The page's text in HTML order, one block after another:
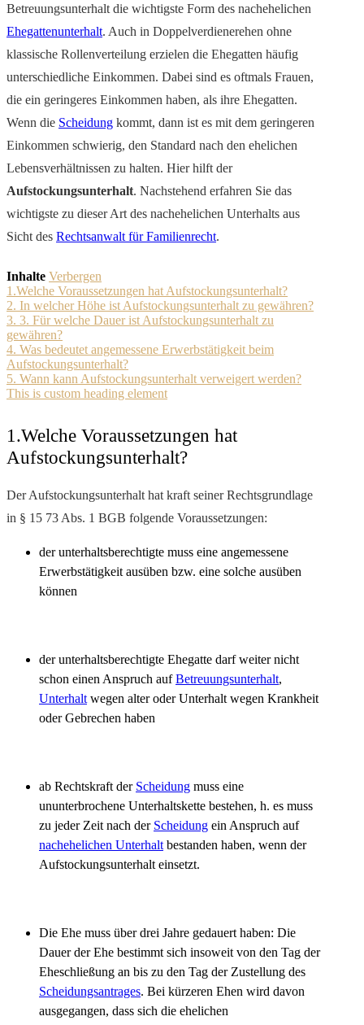
Betreuungsunterhalt die wichtigste Form des nachehelichen
Ehegattenunterhalt. Auch in Doppelverdienerehen ohne
klassische Rollenverteilung erzielen die Ehegatten häufig
unterschiedliche Einkommen. Dabei sind es oftmals Frauen,
die ein geringeres Einkommen haben, als ihre Ehegatten.
Wenn die Scheidung kommt, dann ist es mit dem geringeren
Einkommen schwierig, den Standard nach den ehelichen
Lebensverhältnissen zu halten. Hier hilft der
Aufstockungsunterhalt. Nachstehend erfahren Sie das
wichtigste zu dieser Art des nachehelichen Unterhalts aus
Sicht des Rechtsanwalt für Familienrecht.
Inhalte Verbergen
1.Welche Voraussetzungen hat Aufstockungsunterhalt?
2. In welcher Höhe ist Aufstockungsunterhalt zu gewähren?
3. 3. Für welche Dauer ist Aufstockungsunterhalt zu
gewähren?
4. Was bedeutet angemessene Erwerbstätigkeit beim
Aufstockungsunterhalt?
5. Wann kann Aufstockungsunterhalt verweigert werden?
This is custom heading element
1.Welche Voraussetzungen hat
Aufstockungsunterhalt?
Der Aufstockungsunterhalt hat kraft seiner Rechtsgrundlage
in § 15 73 Abs. 1 BGB folgende Voraussetzungen:
der unterhaltsberechtigte muss eine angemessene
Erwerbstätigkeit ausüben bzw. eine solche ausüben
können
der unterhaltsberechtigte Ehegatte darf weiter nicht
schon einen Anspruch aufBetreuungsunterhalt,
Unterhalt wegen alter oder Unterhalt wegen Krankheit
oder Gebrechen haben
ab Rechtskraft der Scheidung muss eine
ununterbrochene Unterhaltskette bestehen, h. es muss
zu jeder Zeit nach der Scheidung ein Anspruch auf
nachehelichen Unterhalt bestanden haben, wenn der
Aufstockungsunterhalt einsetzt.
Die Ehe muss über drei Jahre gedauert haben: Die
Dauer der Ehe bestimmt sich insoweit von den Tag der
Eheschließung an bis zu den Tag der Zustellung des
Scheidungsantrages. Bei kürzeren Ehen wird davon
ausgegangen, dass sich die ehelichen